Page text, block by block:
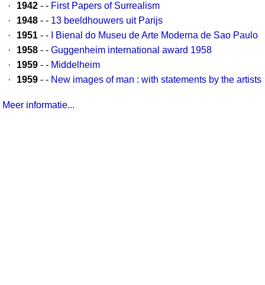
·
1942 - - First Papers of Surrealism
·
1948 - - 13 beeldhouwers uit Parijs
·
1951 - -
I Bienal do Museu de Arte Moderna de Sao Paulo
·
1958 - - Guggenheim international award 1958
·
1959 - - Middelheim
·
1959 - - New images of man : with statements by the artists
Meer informatie...